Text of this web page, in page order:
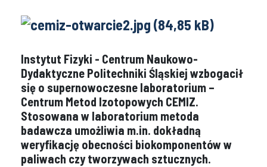
Instytut Fizyki - Centrum Naukowo-
Dydaktyczne Politechniki Śląskiej wzbogacił
się o supernowoczesne laboratorium –
Centrum Metod Izotopowych CEMIZ.
Stosowana w laboratorium metoda
badawcza umożliwia m.in. dokładną
weryfikację obecności biokomponentów w
paliwach czy tworzywach sztucznych.